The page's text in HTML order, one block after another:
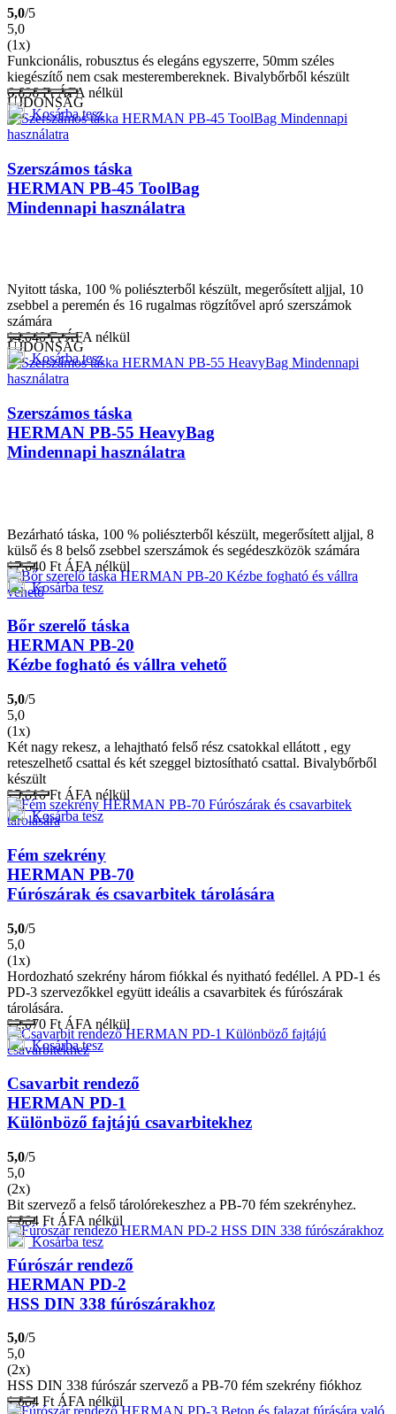
5,0/5
5,0
(1x)
Funkcionális, robusztus és elegáns egyszerre, 50mm széles
kiegészítő nem csak mesterembereknek. Bivalybőrből készült
6.696FtÁFA nélkül
Kosárba tesz
ÚJDONSÁG
Szerszámos táska
HERMAN PB-45 ToolBag
Mindennapi használatra
Nyitott táska, 100 % poliészterből készült, megerősített aljjal, 10
zsebbel a peremén és 16 rugalmas rögzítővel apró szerszámok
számára
14.040FtÁFA nélkül
Kosárba tesz
ÚJDONSÁG
Szerszámos táska
HERMAN PB-55 HeavyBag
Mindennapi használatra
Bezárható táska, 100 % poliészterből készült, megerősített aljjal, 8
külső és 8 belső zsebbel szerszámok és segédeszközök számára
17.640 Ft ÁFA nélkül
Kosárba tesz
Bőr szerelő táska
HERMAN PB-20
Kézbe fogható és vállra vehető
5,0/5
5,0
(1x)
Két nagy rekesz, a lehajtható felső rész csatokkal ellátott , egy
reteszelhető csattal és két szeggel biztosítható csattal. Bivalybőrből
készült
25.810Ft ÁFA nélkül
Kosárba tesz
Fém szekrény
HERMAN PB-70
Fúrószárak és csavarbitek tárolására
5,0/5
5,0
(1x)
Hordozható szekrény három fiókkal és nyitható fedéllel. A PD-1 és
PD-3 szervezőkkel együtt ideális a csavarbitek és fúrószárak
tárolására.
22.070 Ft ÁFA nélkül
Kosárba tesz
Csavarbit rendező
HERMAN PD-1
Különböző fajtájú csavarbitekhez
5,0/5
5,0
(2x)
Bit szervező a felső tárolórekeszhez a PB-70 fém szekrényhez.
1.084 Ft ÁFA nélkül
Kosárba tesz
Fúrószár rendező
HERMAN PD-2
HSS DIN 338 fúrószárakhoz
5,0/5
5,0
(2x)
HSS DIN 338 fúrószár szervező a PB-70 fém szekrény fiókhoz
1.084 FtÁFA nélkül